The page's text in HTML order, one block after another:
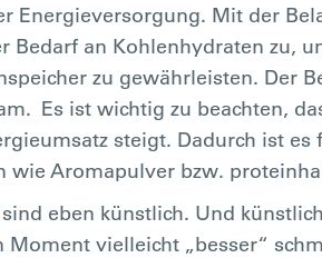
Energieversorgung. Mit der
Bedarf an Kohlenhydraten zu,
zu gewährleisten. Der
Es ist wichtig zu beachten,
steigt. Dadurch ist es
wie Aromapulver bzw.
eben künstlich. Und
Moment vielleicht „besser“